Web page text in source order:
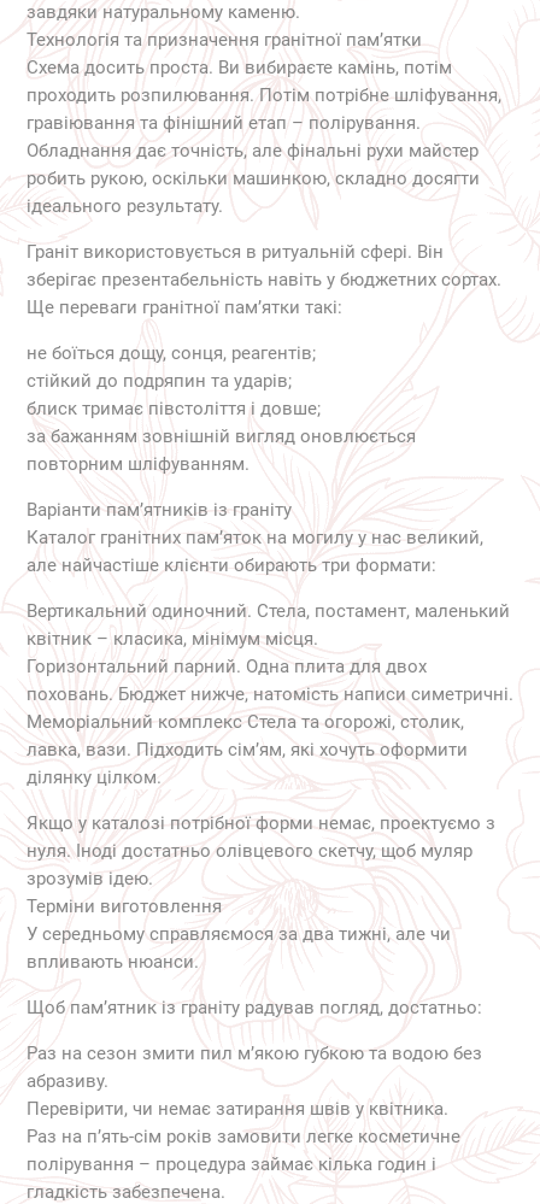
завдяки натуральному каменю.
Технологія та призначення гранітної пам’ятки
Схема досить проста. Ви вибираєте камінь, потім
проходить розпилювання. Потім потрібне шліфування,
гравіювання та фінішний етап – полірування.
Обладнання дає точність, але фінальні рухи майстер
робить рукою, оскільки машинкою, складно досягти
ідеального результату.
Граніт використовується в ритуальній сфері. Він
зберігає презентабельність навіть у бюджетних сортах.
Ще переваги гранітної пам’ятки такі:
не боїться дощу, сонця, реагентів;
стійкий до подряпин та ударів;
блиск тримає півстоліття і довше;
за бажанням зовнішній вигляд оновлюється
повторним шліфуванням.
Варіанти пам’ятників із граніту
Каталог гранітних пам’яток на могилу у нас великий,
але найчастіше клієнти обирають три формати:
Вертикальний одиночний. Стела, постамент, маленький
квітник – класика, мінімум місця.
Горизонтальний парний. Одна плита для двох
поховань. Бюджет нижче, натомість написи симетричні.
Меморіальний комплекс Стела та огорожі, столик,
лавка, вази. Підходить сім’ям, які хочуть оформити
ділянку цілком.
Якщо у каталозі потрібної форми немає, проектуємо з
нуля. Іноді достатньо олівцевого скетчу, щоб муляр
зрозумів ідею.
Терміни виготовлення
У середньому справляємося за два тижні, але чи
впливають нюанси.
Щоб пам’ятник із граніту радував погляд, достатньо:
Раз на сезон змити пил м’якою губкою та водою без
абразиву.
Перевірити, чи немає затирання швів у квітника.
Раз на п’ять-сім років замовити легке косметичне
полірування – процедура займає кілька годин і
гладкість забезпечена.